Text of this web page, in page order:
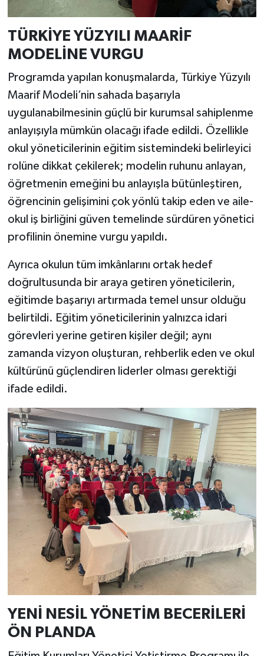
TÜRKİYE YÜZYILI MAARİF
MODELİNE VURGU
Programda yapılan konuşmalarda, Türkiye Yüzyılı
Maarif Modeli’nin sahada başarıyla
uygulanabilmesinin güçlü bir kurumsal sahiplenme
anlayışıyla mümkün olacağı ifade edildi. Özellikle
okul yöneticilerinin eğitim sistemindeki belirleyici
rolüne dikkat çekilerek; modelin ruhunu anlayan,
öğretmenin emeğini bu anlayışla bütünleştiren,
öğrencinin gelişimini çok yönlü takip eden ve aile-
okul iş birliğini güven temelinde sürdüren yönetici
profilinin önemine vurgu yapıldı.
Ayrıca okulun tüm imkânlarını ortak hedef
doğrultusunda bir araya getiren yöneticilerin,
eğitimde başarıyı artırmada temel unsur olduğu
belirtildi. Eğitim yöneticilerinin yalnızca idari
görevleri yerine getiren kişiler değil; aynı
zamanda vizyon oluşturan, rehberlik eden ve okul
kültürünü güçlendiren liderler olması gerektiği
ifade edildi.
YENİ NESİL YÖNETİM BECERİLERİ
ÖN PLANDA